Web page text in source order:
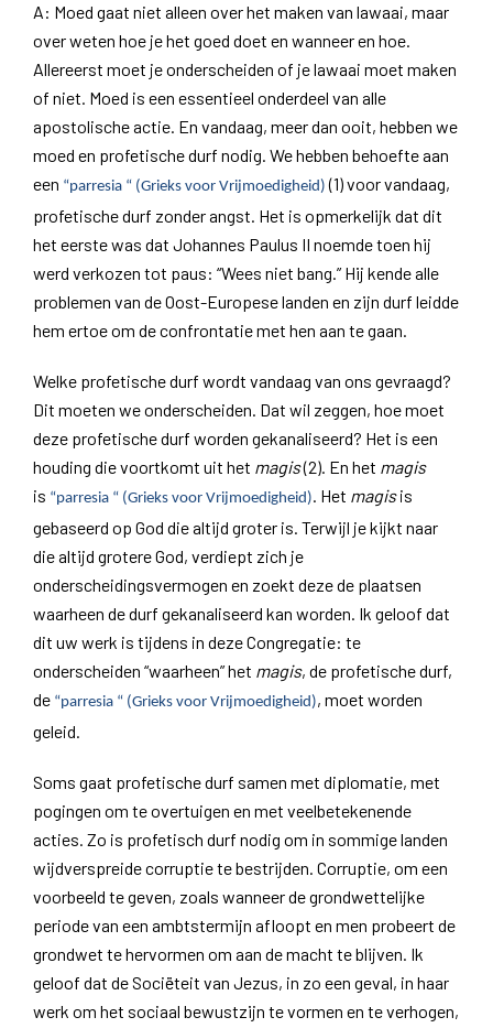
A: Moed gaat niet alleen over het maken van lawaai, maar
over weten hoe je het goed doet en wanneer en hoe.
Allereerst moet je onderscheiden of je lawaai moet maken
of niet. Moed is een essentieel onderdeel van alle
apostolische actie. En vandaag, meer dan ooit, hebben we
moed en profetische durf nodig. We hebben behoefte aan
een “parresia “ (Grieks voor Vrijmoedigheid) (1) voor vandaag,
profetische durf zonder angst. Het is opmerkelijk dat dit
het eerste was dat Johannes Paulus II noemde toen hij
werd verkozen tot paus: “Wees niet bang.” Hij kende alle
problemen van de Oost-Europese landen en zijn durf leidde
hem ertoe om de confrontatie met hen aan te gaan.
Welke profetische durf wordt vandaag van ons gevraagd?
Dit moeten we onderscheiden. Dat wil zeggen, hoe moet
deze profetische durf worden gekanaliseerd? Het is een
houding die voortkomt uit het magis(2). En het magis
is “parresia “ (Grieks voor Vrijmoedigheid). Het magisis
gebaseerd op God die altijd groter is. Terwijl je kijkt naar
die altijd grotere God, verdiept zich je
onderscheidingsvermogen en zoekt deze de plaatsen
waarheen de durf gekanaliseerd kan worden. Ik geloof dat
dit uw werk is tijdens in deze Congregatie: te
onderscheiden “waarheen” het magis, de profetische durf,
de “parresia “ (Grieks voor Vrijmoedigheid), moet worden
geleid.
Soms gaat profetische durf samen met diplomatie, met
pogingen om te overtuigen en met veelbetekenende
acties. Zo is profetisch durf nodig om in sommige landen
wijdverspreide corruptie te bestrijden. Corruptie, om een ​​
voorbeeld te geven, zoals wanneer de grondwettelijke
periode van een ambtstermijn afloopt en men probeert de
grondwet te hervormen om aan de macht te blijven. Ik
geloof dat de Sociëteit van Jezus, in zo een geval, in haar
werk om het sociaal bewustzijn te vormen en te verhogen,